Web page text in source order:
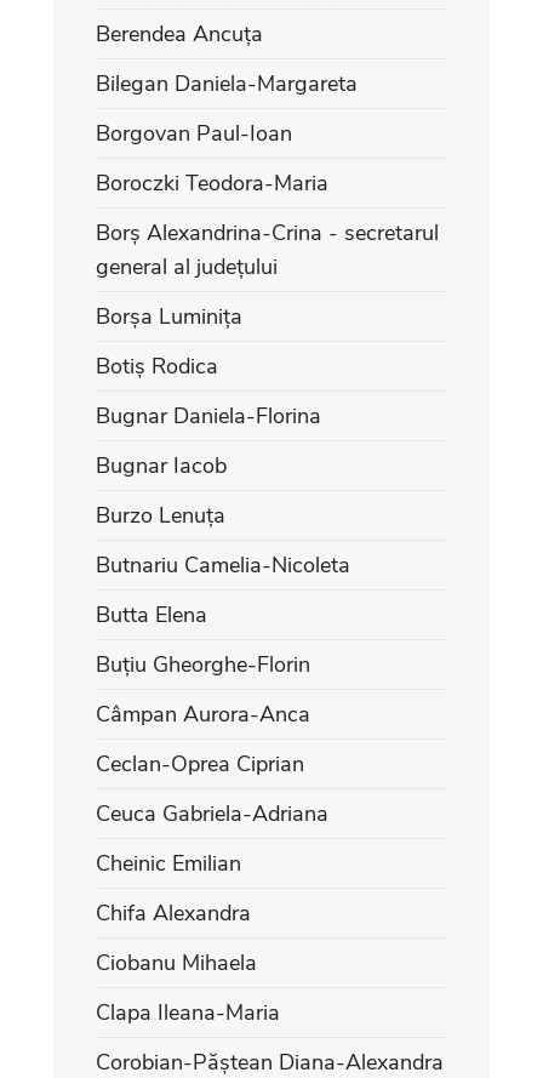
Berendea Ancuța
Bilegan Daniela-Margareta
Borgovan Paul-Ioan
Boroczki Teodora-Maria
Borș Alexandrina-Crina - secretarul
general al județului
Borșa Luminița
Botiș Rodica
Bugnar Daniela-Florina
Bugnar Iacob
Burzo Lenuța
Butnariu Camelia-Nicoleta
Butta Elena
Buțiu Gheorghe-Florin
Câmpan Aurora-Anca
Ceclan-Oprea Ciprian
Ceuca Gabriela-Adriana
Cheinic Emilian
Chifa Alexandra
Ciobanu Mihaela
Clapa Ileana-Maria
Corobian-Păștean Diana-Alexandra